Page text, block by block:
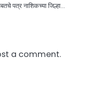
पत्र नाशिकच्या जिल्हा…
a comment.